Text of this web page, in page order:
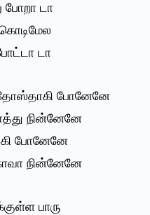
டா
டா
தோஸ்தாகி போனேனே
நின்னேனே
போனேனே
நின்னேனே
பாரு